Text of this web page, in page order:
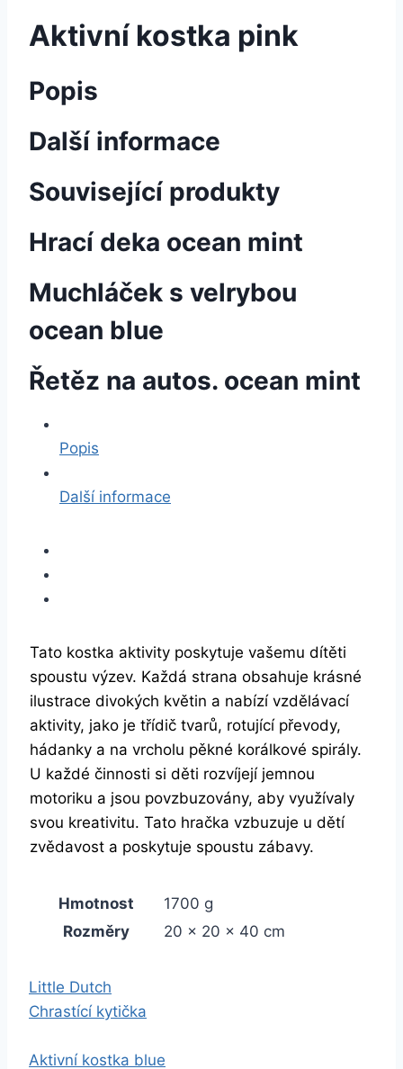
Aktivní kostka pink
Popis
Další informace
Související produkty
Hrací deka ocean mint
Muchláček s velrybou
ocean blue
Řetěz na autos. ocean mint
Popis
Další informace
Tato kostka aktivity poskytuje vašemu dítěti
spoustu výzev. Každá strana obsahuje krásné
ilustrace divokých květin a nabízí vzdělávací
aktivity, jako je třídič tvarů, rotující převody,
hádanky a na vrcholu pěkné korálkové spirály.
U každé činnosti si děti rozvíjejí jemnou
motoriku a jsou povzbuzovány, aby využívaly
svou kreativitu. Tato hračka vzbuzuje u dětí
zvědavost a poskytuje spoustu zábavy.
Hmotnost
1700 g
Rozměry
20 × 20 × 40 cm
Little Dutch
Chrastící kytička
Aktivní kostka blue